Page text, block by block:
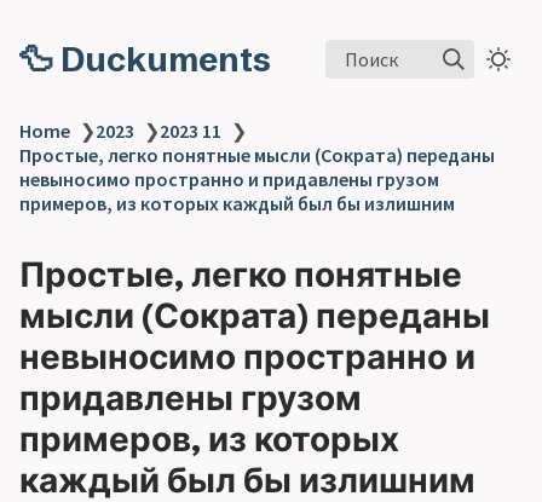
🦆 Duckuments Поиск
Home ❯2023 ❯2023 11 ❯
Простые, легко понятные мысли (Сократа) переданы
невыносимо пространно и придавлены грузом
примеров, из которых каждый был бы излишним
Простые, легко понятные
мысли (Сократа) переданы
невыносимо пространно и
придавлены грузом
примеров, из которых
каждый был бы излишним